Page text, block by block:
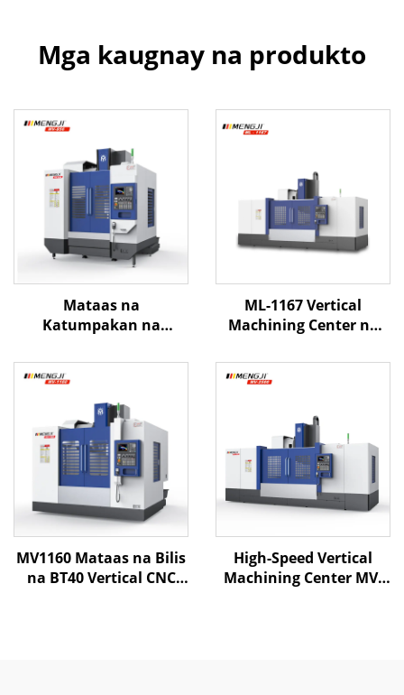
Mga kaugnay na produkto
Mataas na
Katumpakan na
Pagproseso ng MV-856
na may Linear Rails at
Mataas na Bilis ng
Spindle para sa
Mahusay na Pagmimill
at Pagputol
ML-1167 Vertical
Machining Center na
Katumpakan na Box
Way Structure at
para sa Mabigat na
Metal Milling
MV1160 Mataas na Bilis
na BT40 Vertical CNC
High-Speed Vertical
Machining Center MV-